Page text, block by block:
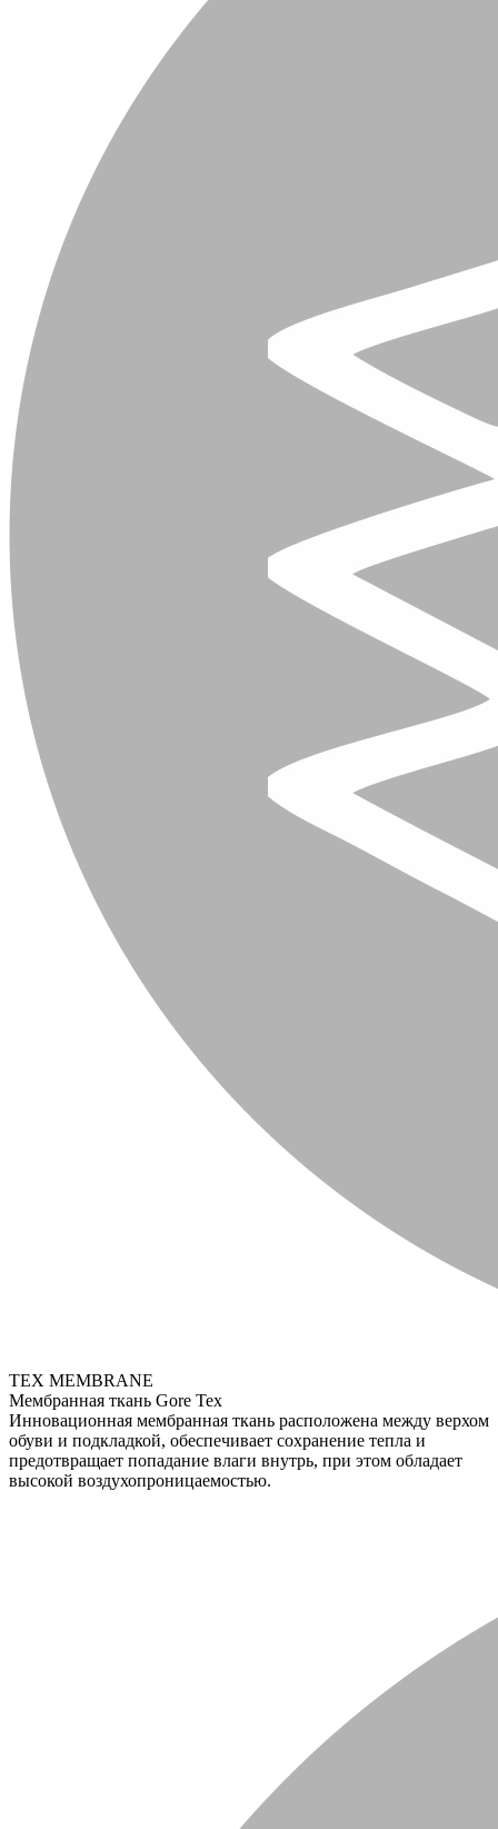
TEX MEMBRANE
Мембранная ткань Gore Tex
Инновационная мембранная ткань расположена между верхом
обуви и подкладкой, обеспечивает сохранение тепла и
предотвращает попадание влаги внутрь, при этом обладает
высокой воздухопроницаемостью.